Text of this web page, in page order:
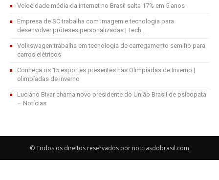
Velocidade média da internet no Brasil salta 17% em 5 anos
Empresa de SC trabalha com imagem e tecnologia para
desenvolver próteses personalizadas | Tech...
Volkswagen trabalha em tecnologia de carregamento sem fio para
carros elétricos
Conheça os 15 esportes presentes nas Olimpíadas de Inverno |
olimpíadas de inverno
Luciano Bivar chama novo presidente do União Brasil de psicopata
– Notícias
© Todos os direitos reservados por notciasdobrasil.com